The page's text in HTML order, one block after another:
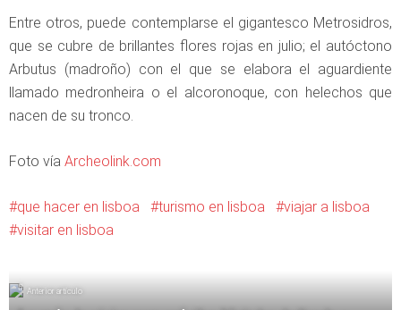
Entre otros, puede contemplarse el gigantesco Metrosidros,
que se cubre de brillantes flores rojas en julio; el autóctono
Arbutus (madroño) con el que se elabora el aguardiente
llamado medronheira o el alcoronoque, con helechos que
nacen de su tronco.
Foto vía Archeolink.com
que hacer en lisboa turismo en lisboa
viajar a lisboa
visitar en lisboa
Anterior artículo